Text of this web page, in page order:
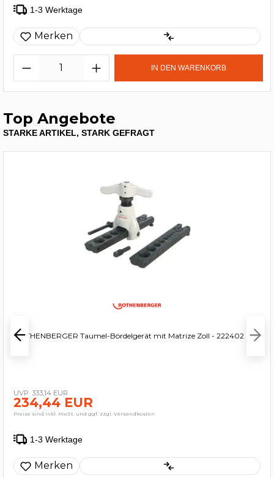
1-3 Werktage
Merken
IN DEN WARENKORB
Top Angebote
STARKE ARTIKEL, STARK GEFRAGT
ROTHENBERGER Taumel-Bördelgerät mit Matrize Zoll - 222402
333,14 EUR
234,44 EUR
Preise sind inkl. MwSt. und ggf. zzgl. Versandkosten
1-3 Werktage
Merken